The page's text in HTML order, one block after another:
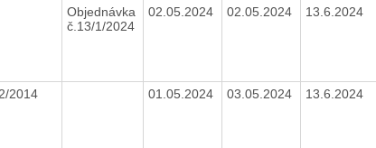
Objednávka
č.13/1/2024
02.05.2024 02.05.2024 13.6.2024
2014 01.05.2024 03.05.2024 13.6.2024